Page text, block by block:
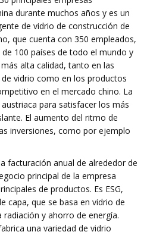
durante muchos años y es un
de vidrio de construcción de
que cuenta con 350 empleados,
100 países de todo el mundo y
alta calidad, tanto en las
vidrio como en los productos
en el mercado chino. La
para satisfacer los más
El aumento del ritmo de
inversiones, como por ejemplo
facturación anual de alrededor de
principal de la empresa
de productos. Es ESG,
capa, que se basa en vidrio de
y ahorro de energía.
una variedad de vidrio